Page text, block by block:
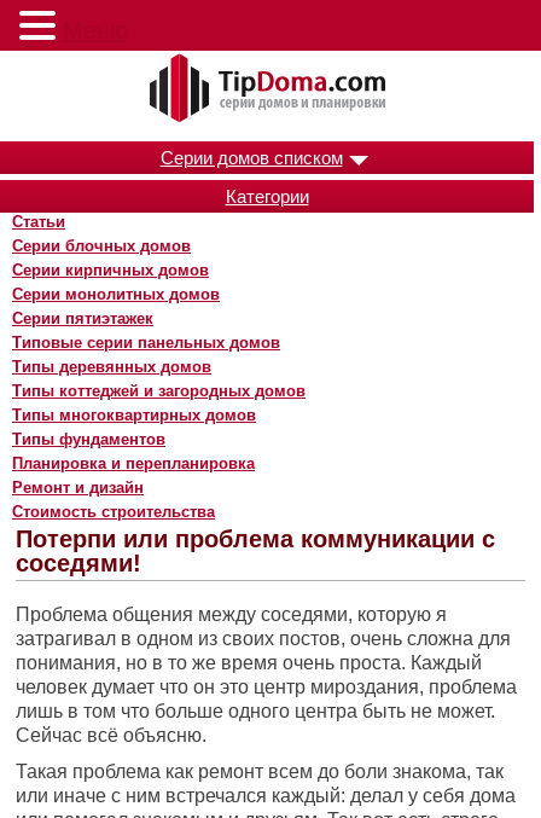
Серии домов списком
Категории
Статьи
Серии блочных домов
Серии кирпичных домов
Серии монолитных домов
Серии пятиэтажек
Типовые серии панельных домов
Типы деревянных домов
Типы коттеджей и загородных домов
Типы многоквартирных домов
Типы фундаментов
Планировка и перепланировка
Ремонт и дизайн
Стоимость строительства
Потерпи или проблема коммуникации с
соседями!
Проблема общения между соседями, которую я
затрагивал в одном из своих постов, очень сложна для
понимания, но в то же время очень проста. Каждый
человек думает что он это центр мироздания, проблема
лишь в том что больше одного центра быть не может.
Сейчас всё объясню.
Такая проблема как ремонт всем до боли знакома, так
или иначе с ним встречался каждый: делал у себя дома